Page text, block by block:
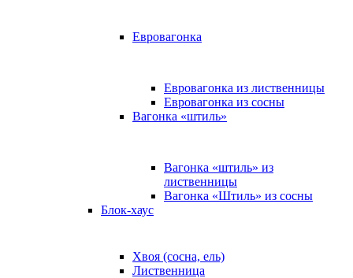
Евровагонка
Евровагонка из лиственницы
Евровагонка из сосны
Вагонка «штиль»
Вагонка «штиль» из
лиственницы
Вагонка «Штиль» из сосны
Блок-хаус
Хвоя (сосна, ель)
Лиственница